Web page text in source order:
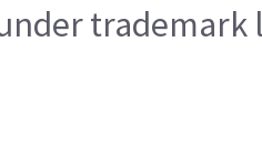
trademark